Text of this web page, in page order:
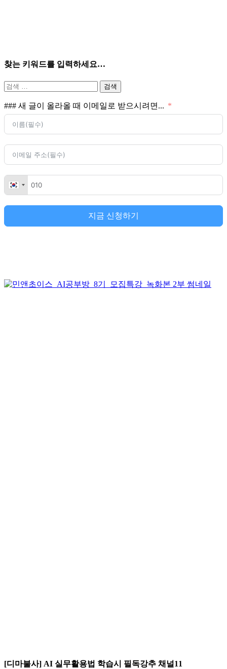
찾는 키워드를 입력하세요…
검
### 새 글이 올라올 때 이메일로 받으시려면...
지금 신청하기
[디마불사] AI 실무활용법 학습시 필독강추 채널11